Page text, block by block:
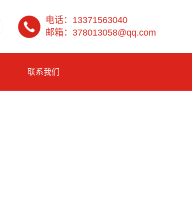
电话：13371563040
邮箱：378013058@qq.com
联系我们